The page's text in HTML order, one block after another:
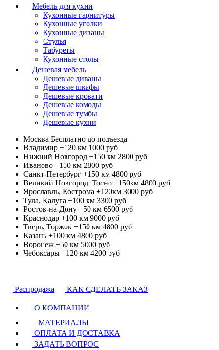
Мебель для кухни
Кухонные гарнитуры
Кухонные уголки
Кухонные диваны
Стулья
Табуреты
Кухонные столы
Дешевая мебель
Дешевые диваны
Дешевые шкафы
Дешевые кровати
Дешевые комоды
Дешевые тумбы
Дешевые кухни
Москва Бесплатно до подъезда
Владимир +120 км 1000 руб
Нижний Новгород +150 км 2800 руб
Иваново +150 км 2800 руб
Санкт-Петербург +150 км 4800 руб
Великий Новгород, Тосно +150км 4800 руб
Ярославль, Кострома +120км 3000 руб
Тула, Калуга +100 км 3300 руб
Ростов-на-Дону +50 км 6500 руб
Краснодар +100 км 9000 руб
Тверь, Торжок +150 км 4800 руб
Казань +100 км 4800 руб
Воронеж +50 км 5000 руб
Чебоксары +120 км 4200 руб
Распродажа КАК СДЕЛАТЬ ЗАКАЗ
О КОМПАНИИ
МАТЕРИАЛЫ
ОПЛАТА И ДОСТАВКА
ЗАДАТЬ ВОПРОС